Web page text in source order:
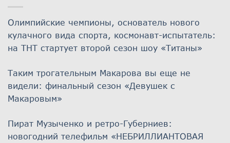
Олимпийские чемпионы, основатель нового
кулачного вида спорта, космонавт-испытатель:
на ТНТ стартует второй сезон шоу «Титаны»
Таким трогательным Макарова вы еще не
видели: финальный сезон «Девушек с
Макаровым»
Пират Музыченко и ретро-Губерниев:
новогодний телефильм «НЕБРИЛЛИАНТОВАЯ